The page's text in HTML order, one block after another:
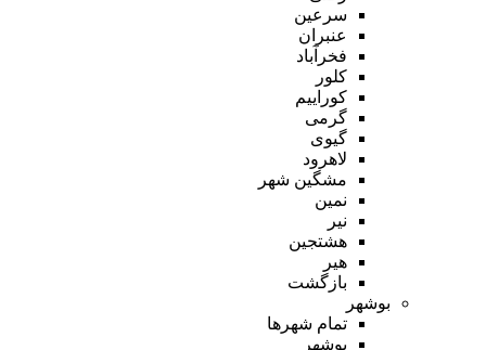
سرعین
عنبران
فخرآباد
کلور
کوراییم
گرمی
گیوی
لاهرود
مشگین شهر
نمین
نیر
هشتجین
هیر
بازگشت
بوشهر
تمام شهر‌ها
بوشهر